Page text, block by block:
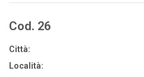
Cod. 26
Città:
Località: